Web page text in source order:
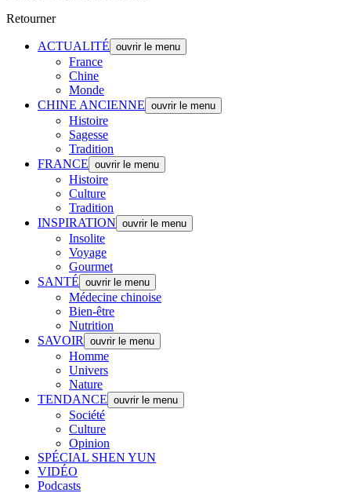
Retourner
ACTUALITÉ ouvrir le menu
France
Chine
Monde
CHINE ANCIENNE ouvrir le menu
Histoire
Sagesse
Tradition
FRANCE ouvrir le menu
Histoire
Culture
Tradition
INSPIRATION ouvrir le menu
Insolite
Voyage
Gourmet
SANTÉ ouvrir le menu
Médecine chinoise
Bien-être
Nutrition
SAVOIR
ouvrir le menu
Homme
Univers
Nature
TENDANCE ouvrir le menu
Société
Culture
Opinion
SPÉCIAL SHEN YUN
VIDÉO
Podcasts